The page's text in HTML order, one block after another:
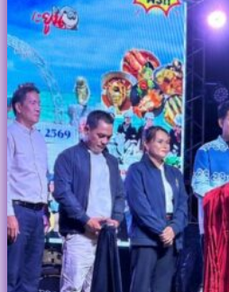
เกี่ยวกับเทศบาล
สภาพทั่วไปและข้อมูลพื้
วิสัยทัศน์และพันธกิจ
แผนยุทธศาสตร์การพัฒน
โครงสร้างองค์กร
ข้อมูลบุคลากร
คณะผู้บริหาร
สภาเทศบาล
หัวหน้าส่วนราชก
สำนักปลัด
กองคลัง
กองช่าง
กองสาธารณสุขแ
หน้าแรก
เกี่ยวกับเทศบาล
สภาพทั่วไปและข้อมูลพื้
วิสัยทัศน์และพันธกิจ
แผนยุทธศาสตร์การพัฒ
โครงสร้างองค์กร
ข้อมูลบุคลากร
คณะผู้บริหาร
สภาเทศบาล